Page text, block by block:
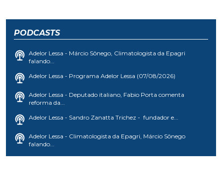
PODCASTS
Adelor Lessa - Márcio Sônego, Climatologista da Epagri
falando...
Adelor Lessa - Programa Adelor Lessa (07/08/2026)
Adelor Lessa - Deputado italiano, Fabio Porta comenta
reforma da...
Adelor Lessa - Sandro Zanatta Trichez - fundador e...
Adelor Lessa - Climatologista da Epagri, Márcio Sônego
falando...